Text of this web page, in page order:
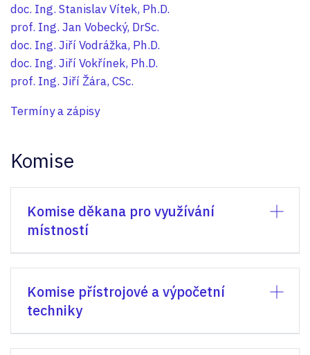
doc. Ing. Stanislav Vítek, Ph.D.
prof. Ing. Jan Vobecký, DrSc.
doc. Ing. Jiří Vodrážka, Ph.D.
doc. Ing. Jiří Vokřínek, Ph.D.
prof. Ing. Jiří Žára, CSc.
Termíny a zápisy
Komise
Komise děkana pro využívání
místností
Komise přístrojové a výpočetní
techniky